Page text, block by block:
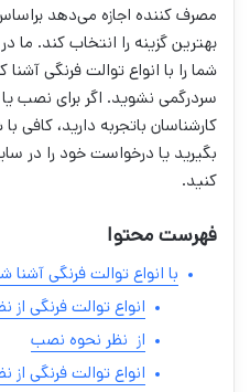
مصرف کننده اجازه می‌دهد
بهترین گزینه را انتخاب کند. ما
شما را با انواع توالت فرنگی آشنا
سردرگمی نشوید. اگر برای نصب یا
کارشناسان باتجربه دارید، کافی با
بگیرید یا درخواست خود را در
کنید.
فهرست محتوا
با انواع توالت فرنگی آشنا
انواع توالت فرنگی از
از نظر نحوه نصب
انواع توالت فرنگی از